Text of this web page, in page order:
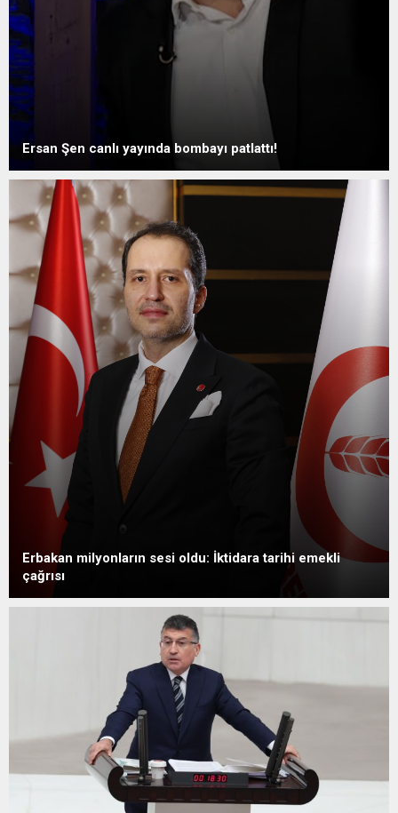
Ersan Şen canlı yayında bombayı patlattı!
Erbakan milyonların sesi oldu: İktidara tarihi emekli
çağrısı